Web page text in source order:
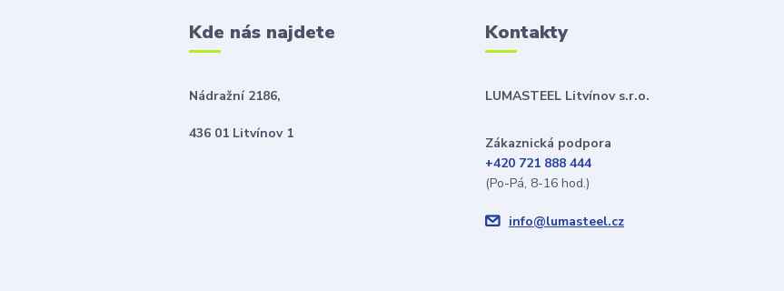
Kde nás najdete
Nádražní 2186,
436 01 Litvínov 1
Kontakty
LUMASTEEL Litvínov s.r.o.
Zákaznická podpora
+420 721 888 444
(Po-Pá, 8-16 hod.)
info@lumasteel.cz